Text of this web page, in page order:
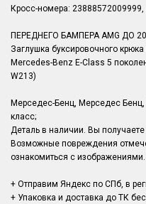
Кросс-номера:
ПЕРЕДНЕГО БАМПЕРА AMG ДО
Заглушка буксировочного
Mercedes-Benz E-Class 5
W213)
Мерседес-Бенц, Мерседес Бенц,
класс;
Деталь в наличии. Вы
Возможные повреждения
ознакомиться с изображениями.
+ Отправим Яндекс по СПб, в
+ Упаковка и доставка до ТК